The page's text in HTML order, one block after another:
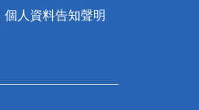
個人資料告知聲明